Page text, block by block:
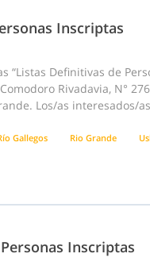
Inscriptas
Definitivas de
Rivadavia, N°
Los/as
Gallegos Rio Grande
Inscriptas